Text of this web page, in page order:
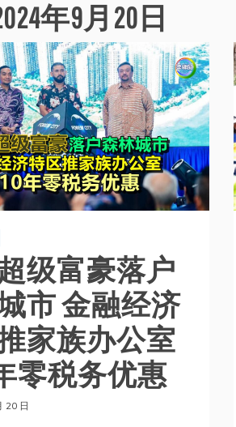
年9月20日
级富豪落户
市 金融经济
家族办公室
零税务优惠
20 日